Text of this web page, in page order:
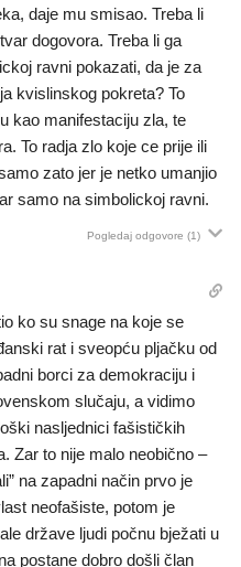
daje mu smisao. Treba li
dogovora. Treba li ga
ravni pokazati, da je za
kvislinskog pokreta? To
kao manifestaciju zla, te
To radja zlo koje ce prije ili
zato jer je netko umanjio
samo na simbolickoj ravni.
Pogledaj odgovore (1)
ko su snage na koje se
rat i sveopću pljačku od
borci za demokraciju i
slučaju, a vidimo
nasljednici fašističkih
Zar to nije malo neobično –
na zapadni način prvo je
neofašiste, potom je
države ljudi počnu bježati u
postane dobro došli član